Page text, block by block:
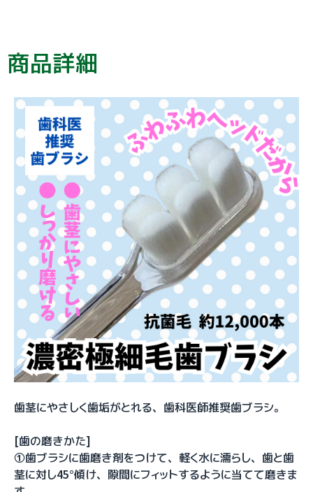
商品詳細
歯茎にやさしく歯垢がとれる、歯科医師推奨歯ブラシ。
[歯の磨きかた]
①歯ブラシに歯磨き剤をつけて、軽く水に濡らし、歯と歯
茎に対し45°傾け、隙間にフィットするように当てて磨きま